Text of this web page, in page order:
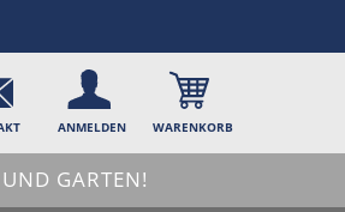
ANMELDEN WARENKORB
GARTEN!